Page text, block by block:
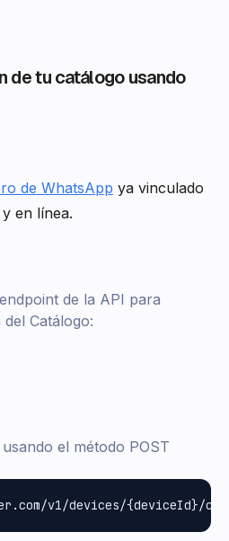
de tu catálogo usando
de WhatsApp ya vinculado
en línea.
de la API para
Catálogo:
el método POST